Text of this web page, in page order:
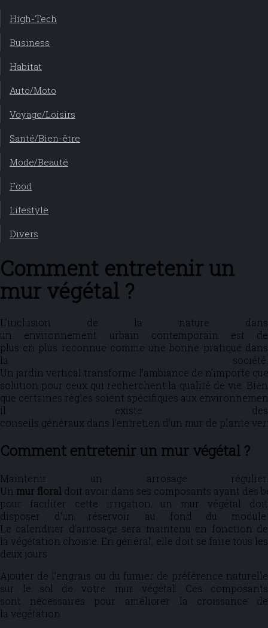
High-Tech
Business
Habitat
Auto/Moto
Voyage/Loisirs
Santé/Bien-être
Mode/Beauté
Food
Lifestyle
Divers
Comment entretenir un
mur végétal ?
L’inclusion de la nature dans
un environnement urbain contemporain est de
plus en plus reconnue comme une bonne pratique dans
la société.
Un jardin vertical transforme l’ambiance de n’importe
solution pour ceux qui recherchent la qualité de vie. Bien
que certaines règles soient spécifiques aux
il existe des
conseils généraux dans l’entretien d’un mur de plante
Comment entretenir un mur végétal ?
Maintenir un arrosage régulier.
Un mur floral doit avoir dans ses composants ayant des
pour faciliter cette irrigation, un mur végétal doit
disposer d’un réservoir au fond du module.
Le calendrier d’arrosage sera maintenu en fonction de
la végétation choisie. En général, elle doit se faire tous les
deux jours.
Ajouter de l’engrais ou du fumier de préférence naturelle
sur le sol de votre mur végétal. Ces composants
sont nécessaires pour améliorer la croissance de
la végétation.